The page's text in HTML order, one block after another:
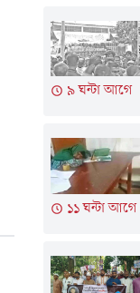
৯ ঘন্টা আগে
১১ ঘন্টা আগে